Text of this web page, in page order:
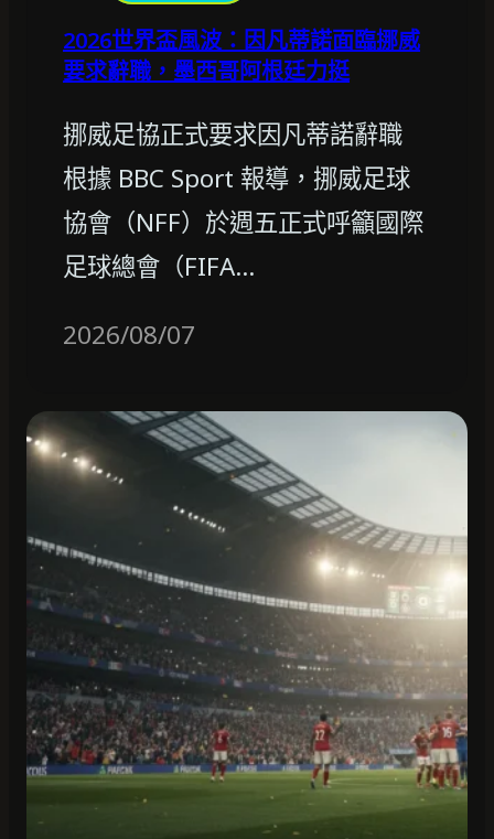
2026世界盃風波：因凡蒂諾面臨挪威
要求辭職，墨西哥阿根廷力挺
挪威足協正式要求因凡蒂諾辭職
根據 BBC Sport 報導，挪威足球
協會（NFF）於週五正式呼籲國際
足球總會（FIFA…
2026/08/07